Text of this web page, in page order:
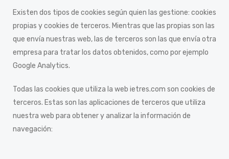
Existen dos tipos de cookies según quien las gestione: cookies
propias y cookies de terceros. Mientras que las propias son las
que envía nuestras web, las de terceros son las que envía otra
empresa para tratar los datos obtenidos, como por ejemplo
Google Analytics.
Todas las cookies que utiliza la web ietres.com son cookies de
terceros. Estas son las aplicaciones de terceros que utiliza
nuestra web para obtener y analizar la información de
navegación: